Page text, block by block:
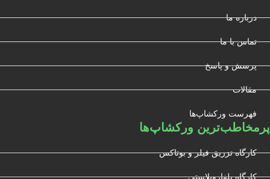
درباره ما
تماس با ما
پرسش و پاسخ
مقالات
فهرست ورکشاپ‌ها
پرمخاطب‌ترین ورکشاپ‌ها
کارگاه تزریق فیلر و بوتاکس
کارگاه بلفاروپلاستی